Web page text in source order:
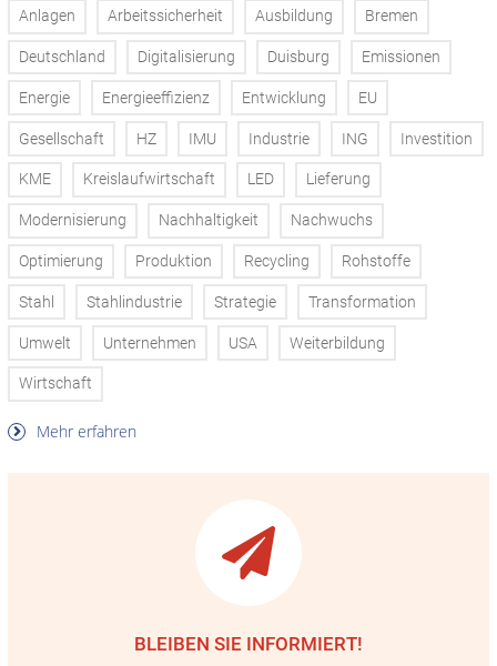
Anlagen Arbeitssicherheit Ausbildung Bremen
Deutschland Digitalisierung Duisburg Emissionen
Energie Energieeffizienz Entwicklung EU
Gesellschaft HZ IMU Industrie ING Investition
KME Kreislaufwirtschaft LED Lieferung
Modernisierung Nachhaltigkeit Nachwuchs
Optimierung Produktion Recycling Rohstoffe
Stahl Stahlindustrie Strategie Transformation
Umwelt Unternehmen USA Weiterbildung
Wirtschaft
Mehr erfahren
BLEIBEN SIE INFORMIERT!